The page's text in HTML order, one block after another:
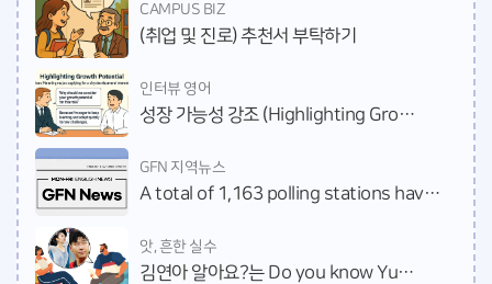
CAMPUS BIZ
(취업 및 진로) 추천서 부탁하기
인터뷰 영어
성장 가능성 강조 (Highlighting Growth Potential)
GFN 지역뉴스
A total of 1,163 polling stations have been designated in Gwangju and South Jeolla ahead of the 21st presidential election.
앗, 흔한 실수
김연아 알아요?는 Do you know Yuna Kim?이라고 말하나요?